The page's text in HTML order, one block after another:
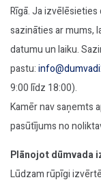
Rīgā. Ja
sazināties ar mums,
datumu un laiku.
pastu:
9:00 līdz 18:00).
Kamēr nav saņemts
pasūtījums no
Plānojot dūmvada
Lūdzam rūpīgi